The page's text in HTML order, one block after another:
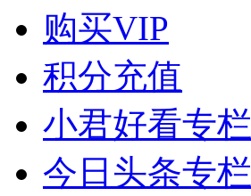
购买VIP
积分充值
小君好看专栏
今日头条专栏